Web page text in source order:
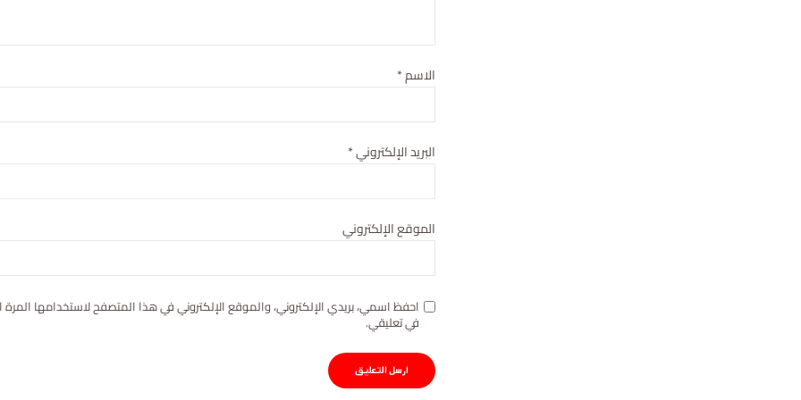
الاسم*
البريد الإلكتروني*
الموقع الإلكتروني
احفظ اسمي، بريدي الإلكتروني، والموقع الإلكتروني في هذا المتصفح لاستخدامها المرة
في تعليقي.